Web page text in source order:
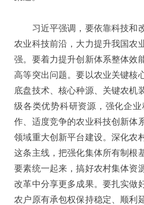
习近平强调，要依靠科技和改
农业科技前沿，大力提升我国农
强。要着力提升创新体系整体效
高等突出问题。要以农业关键核
底盘技术、核心种源、关键农机
级各类优势科研资源，强化企
作、适度竞争的农业科技创新体
领域重大创新平台建设。深化农
这条主线，把强化集体所有制根
要素统一起来，搞好农村集体资
改革中分享更多成果。要扎实做
农户原有承包权保持稳定、顺利